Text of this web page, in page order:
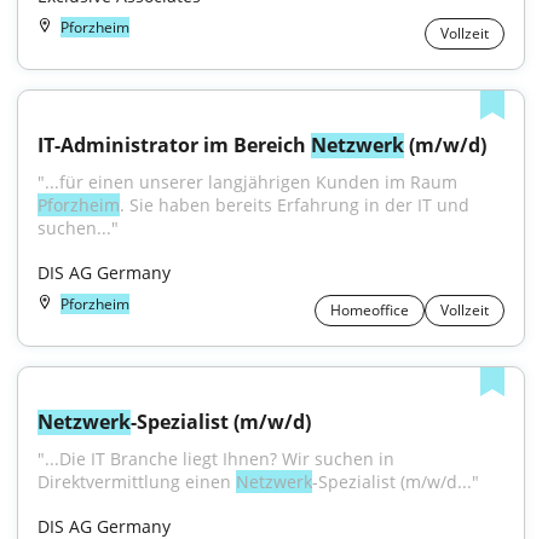
Pforzheim Vollzeit
IT-Administrator im Bereich Netzwerk (m/w/d)
Pforzheim. Sie haben bereits Erfahrung in der IT und
suchen..."
DIS AG Germany
Pforzheim Homeoffice Vollzeit
Netzwerk-Spezialist (m/w/d)
"...Die IT Branche liegt Ihnen? Wir suchen in
Direktvermittlung einen Netzwerk-Spezialist (m/w/d..."
DIS AG Germany